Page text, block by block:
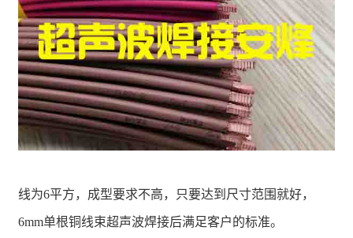
线为6平方，成型要求不高，只要达到尺寸范围就好，
6mm单根铜线束超声波焊接后满足客户的标准。